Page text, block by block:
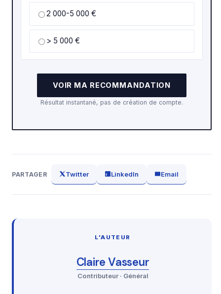
2 000-5 000 €
> 5 000 €
VOIR MA RECOMMANDATION
Résultat instantané, pas de création de compte.
PARTAGER Twitter LinkedIn Email
L'AUTEUR
Claire Vasseur
Contributeur · Général